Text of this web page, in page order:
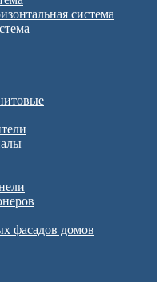
система
фасадов домов